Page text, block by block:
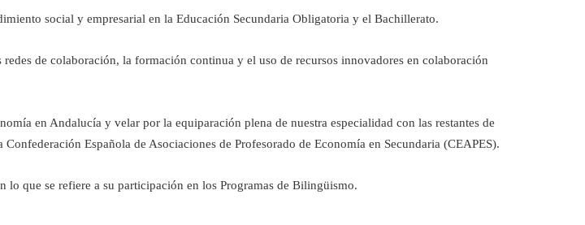
social y empresarial en la Educación Secundaria Obligatoria y el Bachillerato.
de colaboración, la formación continua y el uso de recursos innovadores en colaboración
en Andalucía y velar por la equiparación plena de nuestra especialidad con las restantes de
Española de Asociaciones de Profesorado de Economía en Secundaria (CEAPES).
lo que se refiere a su participación en los Programas de Bilingüismo.